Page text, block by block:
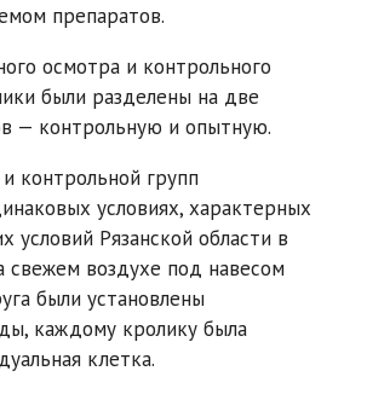
препаратов.
осмотра и контрольного
были разделены на две
— контрольную и опытную.
контрольной групп
условиях, характерных
условий Рязанской области в
свежем воздухе под навесом
были установлены
каждому кролику была
клетка.